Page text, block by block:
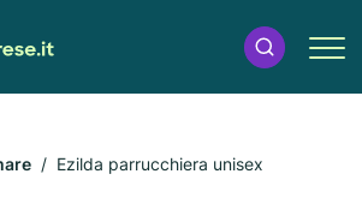
Ezilda parrucchiera unisex